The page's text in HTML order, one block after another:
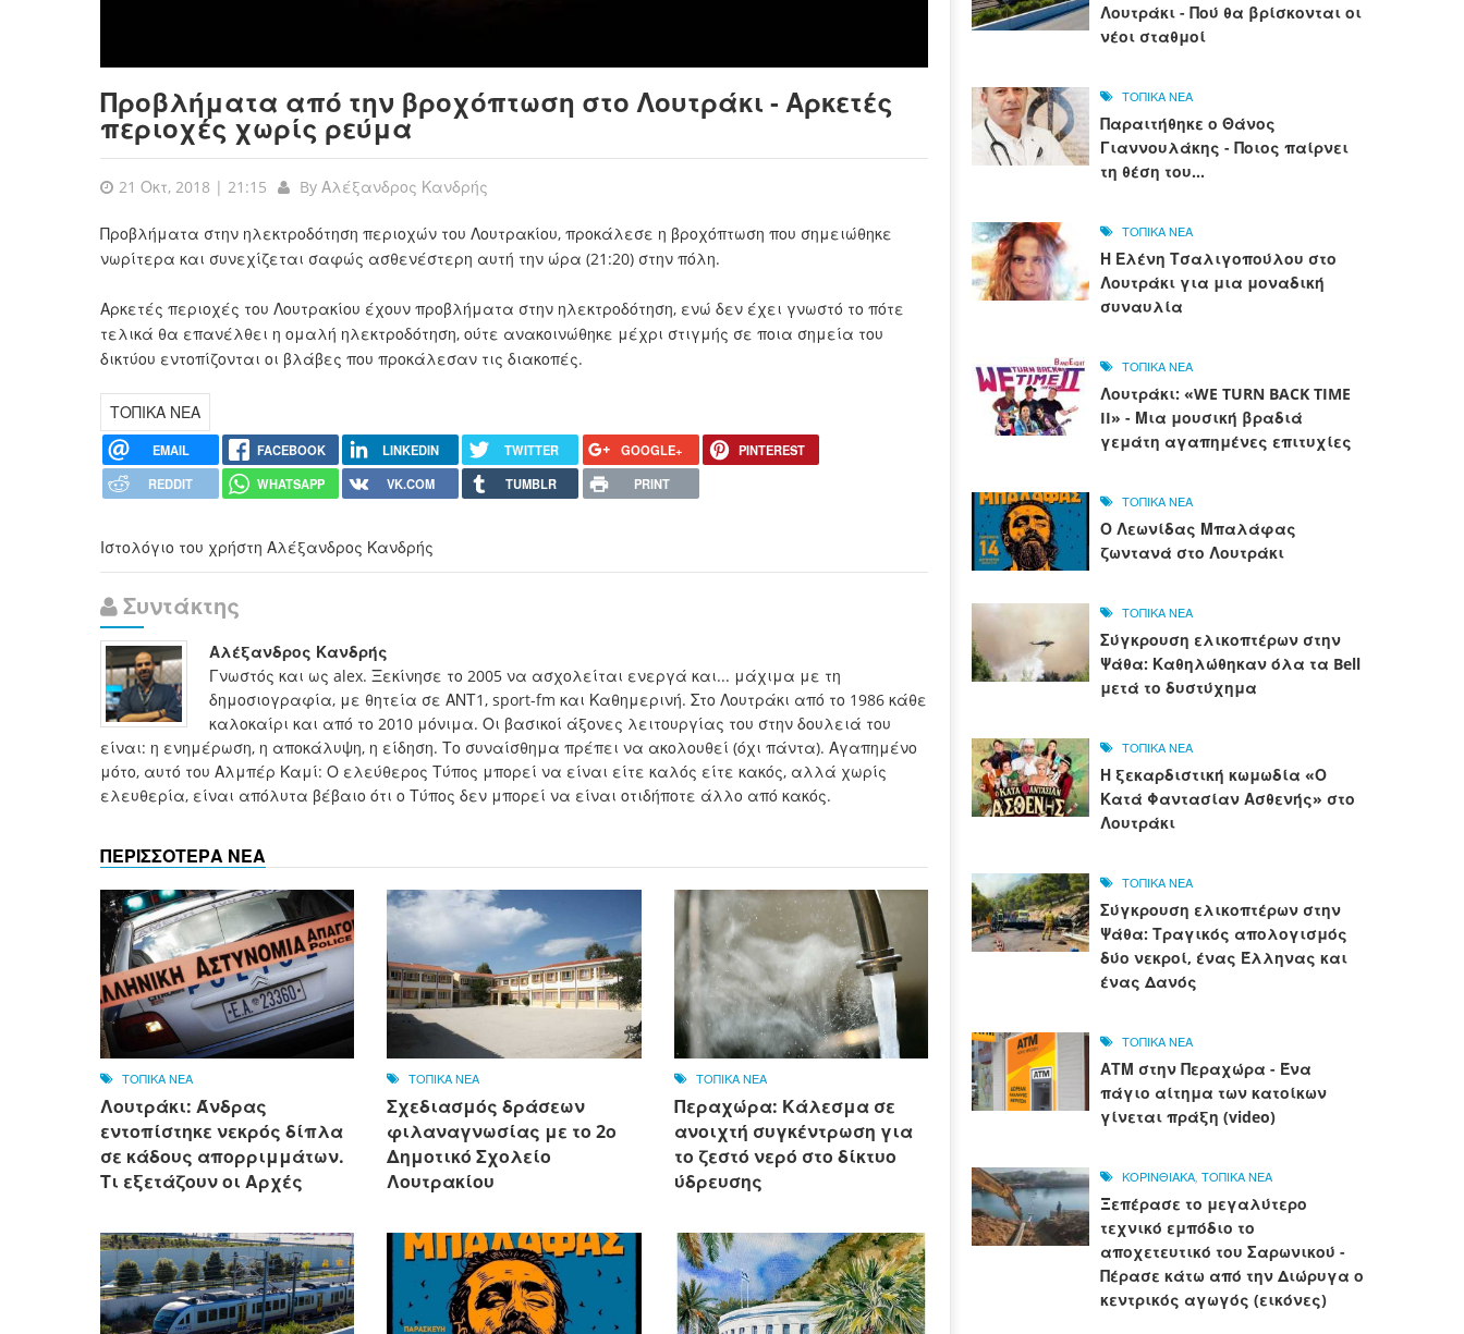
Προβλήματα από την βροχόπτωση στο Λουτράκι - Αρκετές
περιοχές χωρίς ρεύμα
21 Οκτ, 2018 | 21:15 By Αλέξανδρος Κανδρής
Προβλήματα στην ηλεκτροδότηση περιοχών του Λουτρακίου, προκάλεσε η βροχόπτωση που σημειώθηκε
νωρίτερα και συνεχίζεται σαφώς ασθενέστερη αυτή την ώρα (21:20) στην πόλη.
Αρκετές περιοχές του Λουτρακίου έχουν προβλήματα στην ηλεκτροδότηση, ενώ δεν έχει γνωστό το πότε
τελικά θα επανέλθει η ομαλή ηλεκτροδότηση, ούτε ανακοινώθηκε μέχρι στιγμής σε ποια σημεία του
δικτύου εντοπίζονται οι βλάβες που προκάλεσαν τις διακοπές.
ΤΟΠΙΚΑ ΝΕΑ
EMAIL FACEBOOK LINKEDIN TWITTER GOOGLE+
PINTEREST
REDDIT
WHATSAPP VK.COM TUMBLR PRINT
Ιστολόγιο του χρήστη Αλέξανδρος Κανδρής
Συντάκτης
Αλέξανδρος Κανδρής
Γνωστός και ως alex. Ξεκίνησε το 2005 να ασχολείται ενεργά και... μάχιμα με τη
δημοσιογραφία, με θητεία σε ΑΝΤ1, sport-fm και Καθημερινή. Στο Λουτράκι από το 1986 κάθε
καλοκαίρι και από το 2010 μόνιμα. Οι βασικοί άξονες λειτουργίας του στην δουλειά του
είναι: η ενημέρωση, η αποκάλυψη, η είδηση. Το συναίσθημα πρέπει να ακολουθεί (όχι πάντα). Αγαπημένο
μότο, αυτό του Αλμπέρ Καμί: Ο ελεύθερος Τύπος μπορεί να είναι είτε καλός είτε κακός, αλλά χωρίς
ελευθερία, είναι απόλυτα βέβαιο ότι ο Τύπος δεν μπορεί να είναι οτιδήποτε άλλο από κακός.
ΠΕΡΙΣΣΟΤΕΡΑ ΝΕΑ
ΤΟΠΙΚΑ ΝΕΑ
Λουτράκι: Άνδρας
εντοπίστηκε νεκρός δίπλα
σε κάδους απορριμμάτων.
Τι εξετάζουν οι Αρχές
ΤΟΠΙΚΑ ΝΕΑ
Σχεδιασμός δράσεων
φιλαναγνωσίας με το 2ο
Δημοτικό Σχολείο
Λουτρακίου
ΤΟΠΙΚΑ ΝΕΑ
Περαχώρα: Κάλεσμα σε
ανοιχτή συγκέντρωση για
το ζεστό νερό στο δίκτυο
ύδρευσης
Λουτράκι - Πού θα βρίσκονται οι
νέοι σταθμοί
ΤΟΠΙΚΑ ΝΕΑ
Παραιτήθηκε ο Θάνος
Γιαννουλάκης - Ποιος παίρνει
τη θέση του...
ΤΟΠΙΚΑ ΝΕΑ
Η Ελένη Τσαλιγοπούλου στο
Λουτράκι για μια μοναδική
συναυλία
ΤΟΠΙΚΑ ΝΕΑ
Λουτράκι: «WE TURN BACK TIME
II» - Μια μουσική βραδιά
γεμάτη αγαπημένες επιτυχίες
ΤΟΠΙΚΑ ΝΕΑ
Ο Λεωνίδας Μπαλάφας
ζωντανά στο Λουτράκι
ΤΟΠΙΚΑ ΝΕΑ
Σύγκρουση ελικοπτέρων στην
Ψάθα: Καθηλώθηκαν όλα τα Bell
μετά το δυστύχημα
ΤΟΠΙΚΑ ΝΕΑ
Η ξεκαρδιστική κωμωδία «Ο
Κατά Φαντασίαν Ασθενής» στο
Λουτράκι
ΤΟΠΙΚΑ ΝΕΑ
Σύγκρουση ελικοπτέρων στην
Ψάθα: Τραγικός απολογισμός
δύο νεκροί, ένας Έλληνας και
ένας Δανός
ΤΟΠΙΚΑ ΝΕΑ
ΑΤΜ στην Περαχώρα - Ένα
πάγιο αίτημα των κατοίκων
γίνεται πράξη (video)
ΚΟΡΙΝΘΙΑΚΑ, ΤΟΠΙΚΑ ΝΕΑ
Ξεπέρασε το μεγαλύτερο
τεχνικό εμπόδιο το
αποχετευτικό του Σαρωνικού -
Πέρασε κάτω από την Διώρυγα ο
κεντρικός αγωγός (εικόνες)